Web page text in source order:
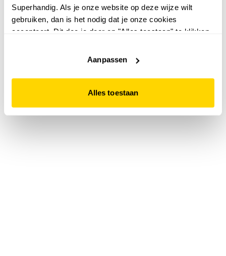
Superhandig. Als je onze website op deze wijze wilt
gebruiken, dan is het nodig dat je onze cookies
accepteert. Dit doe je door op "Alles toestaan" te klikken.
website niet optimaal functioneert.
Aanpassen
Alles toestaan